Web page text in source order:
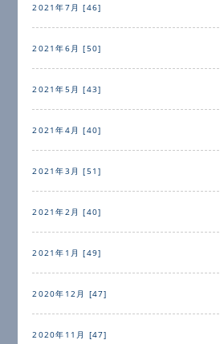
2021年7月 [46]
2021年6月 [50]
2021年5月 [43]
2021年4月 [40]
2021年3月 [51]
2021年2月 [40]
2021年1月 [49]
2020年12月 [47]
2020年11月 [47]